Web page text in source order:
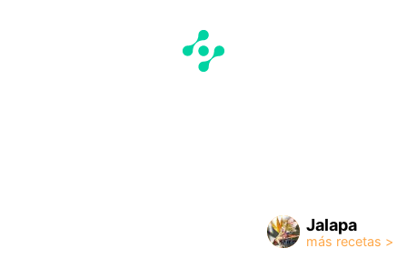
Jalapa